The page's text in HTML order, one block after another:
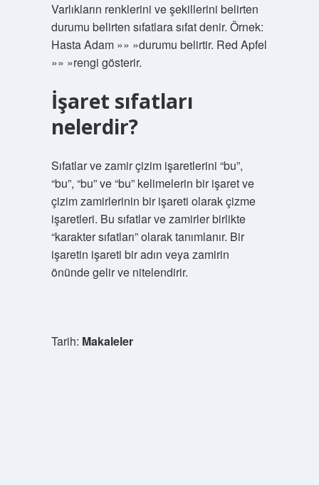
Varlıkların renklerini ve şekillerini belirten
durumu belirten sıfatlara sıfat denir. Örnek:
Hasta Adam »» »durumu belirtir. Red Apfel
»» »rengi gösterir.
İşaret sıfatları
nelerdir?
Sıfatlar ve zamir çizim işaretlerini “bu”,
“bu”, “bu” ve “bu” kelimelerin bir işaret ve
çizim zamirlerinin bir işareti olarak çizme
işaretleri. Bu sıfatlar ve zamirler birlikte
“karakter sıfatları” olarak tanımlanır. Bir
işaretin işareti bir adın veya zamirin
önünde gelir ve nitelendirir.
Tarih: Makaleler